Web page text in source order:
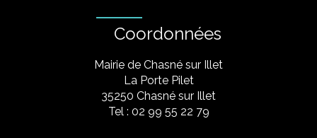
Coordonnées
Mairie de Chasné sur Illet
La Porte Pilet
35250 Chasné sur Illet
Tel : 02 99 55 22 79